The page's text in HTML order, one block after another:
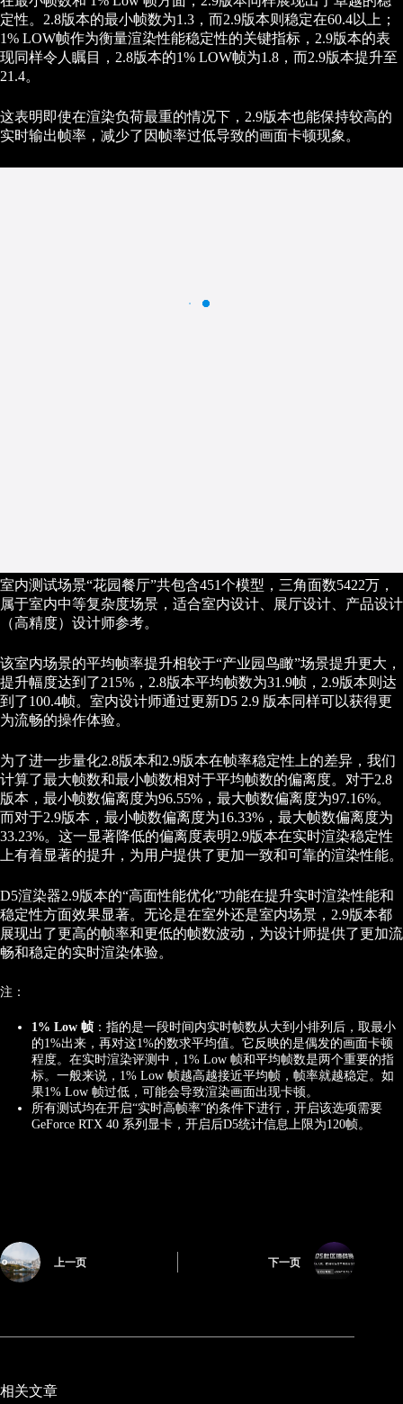
定性。2.8版本的最小帧数为1.3，而2.9版本则稳定在60.4以上；
1% LOW帧作为衡量渲染性能稳定性的关键指标，2.9版本的表
现同样令人瞩目，2.8版本的1% LOW帧为1.8，而2.9版本提升至
21.4。
这表明即使在渲染负荷最重的情况下，2.9版本也能保持较高的
实时输出帧率，减少了因帧率过低导致的画面卡顿现象。
室内测试场景“花园餐厅”共包含451个模型，三角面数5422万，
属于室内中等复杂度场景，适合室内设计、展厅设计、产品设计
（高精度）设计师参考。
该室内场景的平均帧率提升相较于“产业园鸟瞰”场景提升更大，
提升幅度达到了215%，2.8版本平均帧数为31.9帧，2.9版本则达
到了100.4帧。室内设计师通过更新D5 2.9 版本同样可以获得更
为流畅的操作体验。
为了进一步量化2.8版本和2.9版本在帧率稳定性上的差异，我们
计算了最大帧数和最小帧数相对于平均帧数的偏离度。对于2.8
版本，最小帧数偏离度为96.55%，最大帧数偏离度为97.16%。
而对于2.9版本，最小帧数偏离度为16.33%，最大帧数偏离度为
33.23%。这一显著降低的偏离度表明2.9版本在实时渲染稳定性
上有着显著的提升，为用户提供了更加一致和可靠的渲染性能。
D5渲染器2.9版本的“高面性能优化”功能在提升实时渲染性能和
稳定性方面效果显著。无论是在室外还是室内场景，2.9版本都
展现出了更高的帧率和更低的帧数波动，为设计师提供了更加流
畅和稳定的实时渲染体验。
注：
1% Low 帧 ：指的是一段时间内实时帧数从大到小排列后，取最小
的1%出来，再对这1%的数求平均值。它反映的是偶发的画面卡顿
程度。在实时渲染评测中，1% Low 帧和平均帧数是两个重要的指
标。一般来说，1% Low 帧越高越接近平均帧，帧率就越稳定。如
果1% Low 帧过低，可能会导致渲染画面出现卡顿。
所有测试均在开启“实时高帧率”的条件下进行，开启该选项需要
GeForce RTX 40 系列显卡，开启后D5统计信息上限为120帧。
上一页 下一页
相关文章